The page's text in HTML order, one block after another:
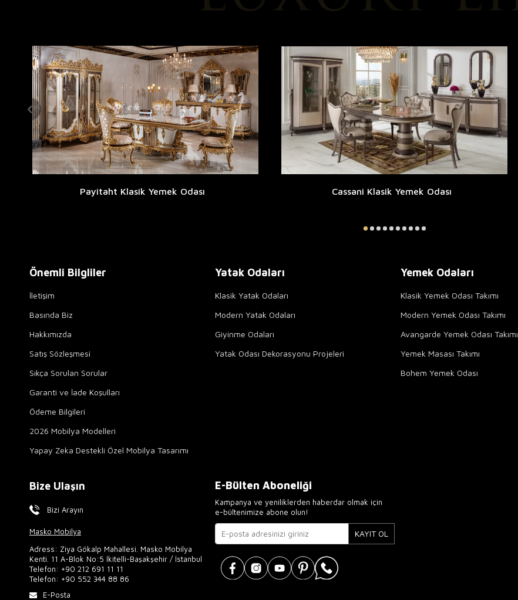
Payitaht Klasik Yemek Odası Cassani Klasik Yemek Odası
Önemli Bilgliler
İletişim
Basında Biz
Hakkımızda
Satış Sözleşmesi
Sıkça Sorulan Sorular
Garanti ve İade Koşulları
Ödeme Bilgileri
2026 Mobilya Modelleri
Yapay Zeka Destekli Özel Mobilya Tasarımı
Yatak Odaları
Klasik Yatak Odaları
Modern Yatak Odaları
Giyinme Odaları
Yatak Odası Dekorasyonu Projeleri
Yemek Odaları
Klasik Yemek Odası Takımı
Modern Yemek Odası Takımı
Avangarde Yemek Odası Takımı
Yemek Masası Takımı
Bohem Yemek Odası
Bize Ulaşın
Bizi Arayın
Masko Mobilya
Adress: Ziya Gökalp Mahallesi. Masko Mobilya
Kenti. 11 A-Blok No:5 İkitelli-Başakşehir / İstanbul
Telefon: +90 212 691 11 11
Telefon: +90 552 344 88 86
E-Posta
E-Bülten Aboneliği
Kampanya ve yeniliklerden haberdar olmak için
e-bültenimize abone olun!
KAYIT OL